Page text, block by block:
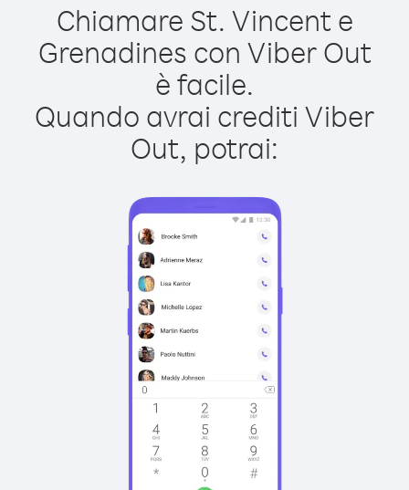
Chiamare St. Vincent e
Grenadines con Viber Out
è facile.
Quando avrai crediti Viber
Out, potrai: